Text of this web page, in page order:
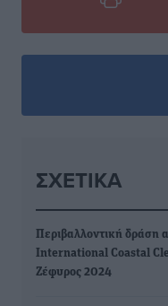
ΣΧΕΤΙΚΆ
Περιβαλλοντική δράση
International Coastal
Ζέφυρος 2024